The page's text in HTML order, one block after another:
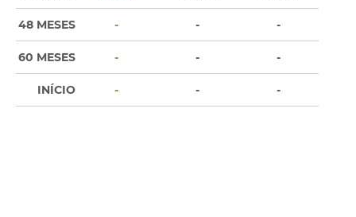
48 MESES - - -
60 MESES - - -
INÍCIO - - -